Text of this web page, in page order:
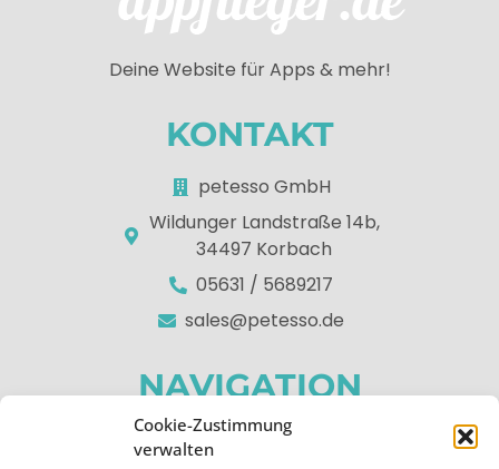
Cookie-Zustimmung
verwalten
Deine Website für Apps & mehr!
KONTAKT
petesso GmbH
Wildunger Landstraße 14b,
34497 Korbach
05631 / 5689217
sales@petesso.de
NAVIGATION
Home